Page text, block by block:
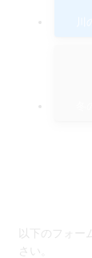
以下のフォー
さい。